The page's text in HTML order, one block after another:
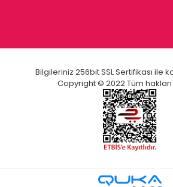
Bilgileriniz 256bit SSL Sertifikası ile
Copyright © 2022 Tüm hakları